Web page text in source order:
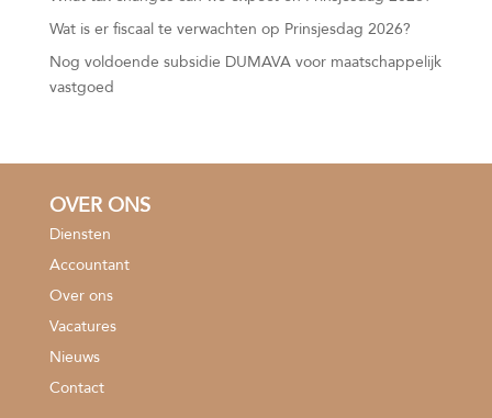
Wat is er fiscaal te verwachten op Prinsjesdag 2026?
Nog voldoende subsidie DUMAVA voor maatschappelijk
vastgoed
OVER ONS
Diensten
Accountant
Over ons
Vacatures
Nieuws
Contact